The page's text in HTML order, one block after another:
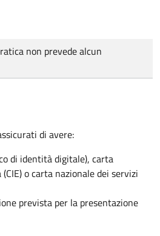
non prevede alcun
di avere:
di identità digitale), carta
o carta nazionale dei servizi
prevista per la presentazione